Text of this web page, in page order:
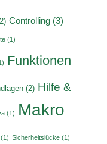
Controlling (3)
(1)
Funktionen
(2) Hilfe &
(1)
Makro
(1) Sicherheitslücke (1)